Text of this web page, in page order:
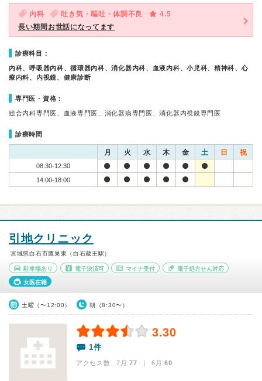
内科 吐き気・嘔吐・体調不良
4.5
長い期間お世話になってます
診療科目：
内科、呼吸器内科、循環器内科、消化器内科、血液内科、小児科、精神科、心
療内科、内視鏡、健康診断
専門医・資格：
総合内科専門医、血液専門医、消化器病専門医、消化器内視鏡専門医
診療時間
月 火 水 木 金 土 日 祝
08:30-12:30
14:00-18:00
引地クリニック
宮城県白石市鷹巣東（白石蔵王駅）
駐車場あり 電子決済可 マイナ受付 電子処方せん対応
女医在籍
土曜（〜12:00） 朝（8:30〜）
3.30
1件
アクセス数 7月:77 | 6月:60